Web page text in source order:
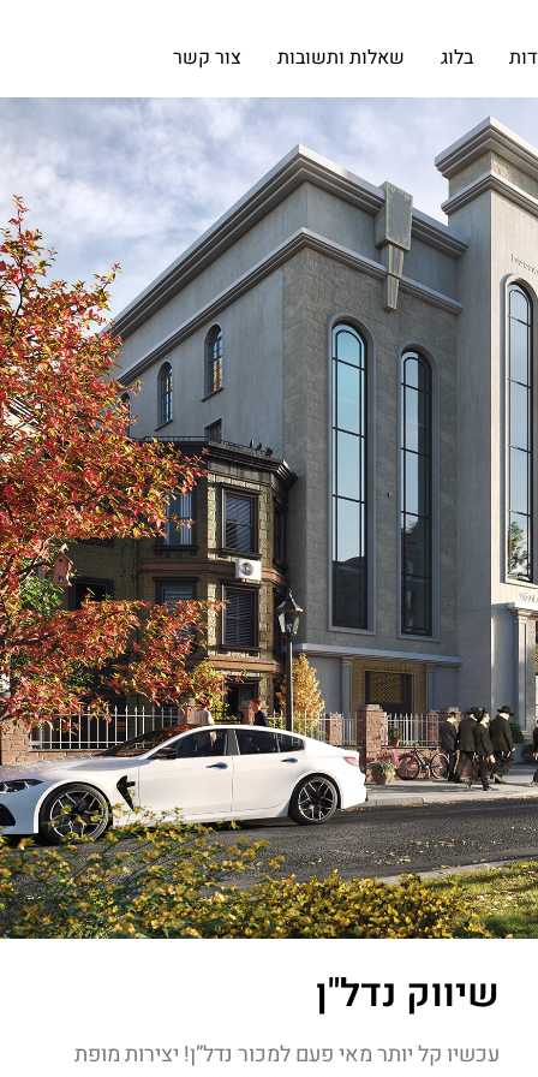
בלוג שאלות ותשובות צור קשר
שיווק נדל"ן
עכשיו קל יותר מאי פעם למכור נדל”ן! יצירות מופת